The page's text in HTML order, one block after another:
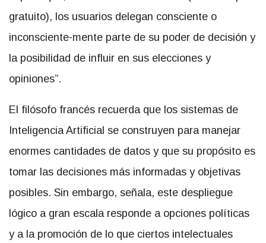
gratuito), los usuarios delegan consciente o
inconsciente-mente parte de su poder de decisión y
la posibilidad de influir en sus elecciones y
opiniones”.
El filósofo francés recuerda que los sistemas de
Inteligencia Artificial se construyen para manejar
enormes cantidades de datos y que su propósito es
tomar las decisiones más informadas y objetivas
posibles. Sin embargo, señala, este despliegue
lógico a gran escala responde a opciones políticas
y a la promoción de lo que ciertos intelectuales